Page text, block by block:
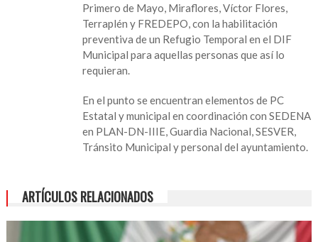
Primero de Mayo, Miraflores, Víctor Flores,
Terraplén y FREDEPO, con la habilitación
preventiva de un Refugio Temporal en el DIF
Municipal para aquellas personas que así lo
requieran.
En el punto se encuentran elementos de PC
Estatal y municipal en coordinación con SEDENA
en PLAN-DN-IIIE, Guardia Nacional, SESVER,
Tránsito Municipal y personal del ayuntamiento.
ARTÍCULOS RELACIONADOS